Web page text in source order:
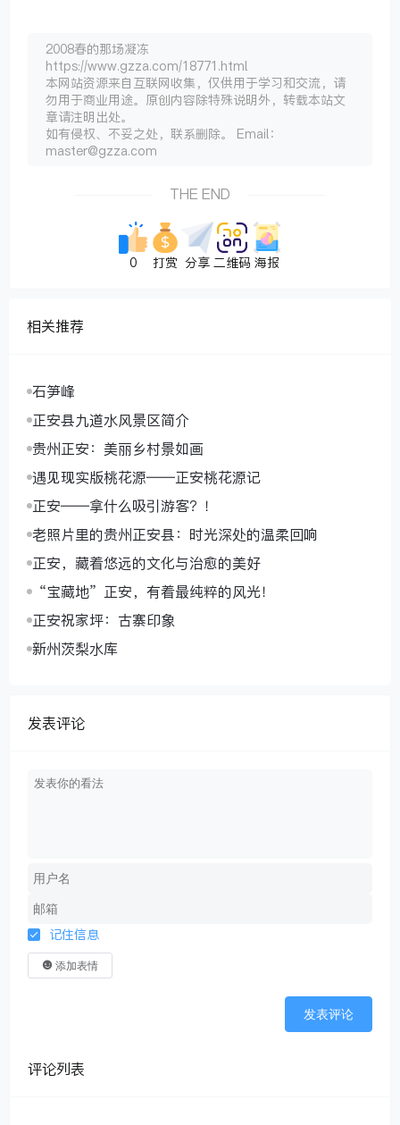
2008春的那场凝冻
https://www.gzza.com/18771.html
本网站资源来自互联网收集，仅供用于学习和交流，请
勿用于商业用途。原创内容除特殊说明外，转载本站文
章请注明出处。
如有侵权、不妥之处，联系删除。 Email：
master@gzza.com
THE END
0 打赏 分享 二维码 海报
相关推荐
石笋峰
正安县九道水风景区简介
贵州正安：美丽乡村景如画
遇见现实版桃花源——正安桃花源记
正安——拿什么吸引游客？！
老照片里的贵州正安县：时光深处的温柔回响
正安，藏着悠远的文化与治愈的美好
“宝藏地”正安，有着最纯粹的风光！
正安祝家坪：古寨印象
新州茨梨水库
发表评论
记住信息
添加表情
发表评论
评论列表